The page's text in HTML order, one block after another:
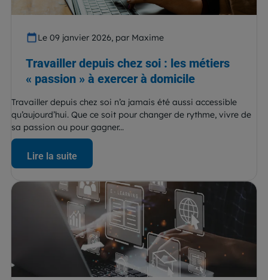
Le 09 janvier 2026, par Maxime
Travailler depuis chez soi : les métiers
« passion » à exercer à domicile
Travailler depuis chez soi n’a jamais été aussi accessible
qu’aujourd’hui. Que ce soit pour changer de rythme, vivre de
sa passion ou pour gagner...
Lire la suite